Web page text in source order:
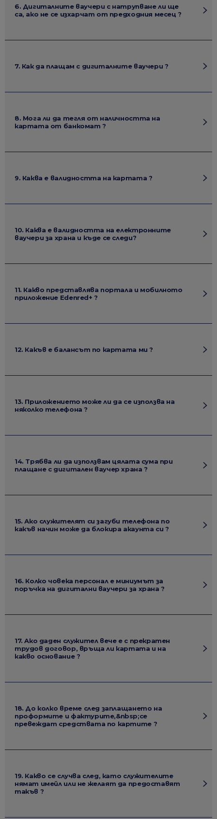
6. Дигиталните ваучери с натрупване ли ще
са, ако не се изхарчат от предходния месец ?
7. Как да плащам с дигиталните ваучери ?
8. Мога ли да тегля от наличността на
картата от банкомат ?
9. Каква е валидността на картата ?
10. Каква е валидността на електронните
ваучери за храна и къде се следи?
11. Какво представлява портала и мобилното
приложение Edenred+ ?
12. Какъв е балансът по картата ми ?
13. Приложението може ли да се използва на
няколко телефона ?
14. Трябва ли да използвам цялата сума при
плащане с дигитален ваучер храна ?
15. Ако служителят си загуби телефона по
какъв начин може да блокира акаунта си ?
16. Колко човека персонал е миниумът за
поръчка на дигитални ваучери за храна ?
17. Aко даден служител вече е с прекратен
трудов договор, връща ли картата и на
какво основание ?
18. До колко време след заплащането на
проформите и фактурите,&nbsp;се
превеждат средствата по картите ?
19. Какво се случва след, като служителите
нямат имейл или не желаят да предоставят
такъв ?